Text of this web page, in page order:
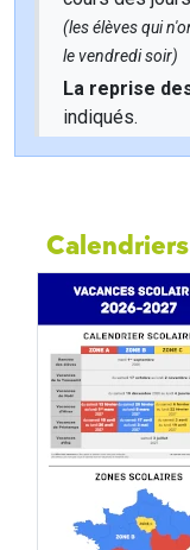
(les élèves qui
le vendredi soir)
La reprise
indiqués.